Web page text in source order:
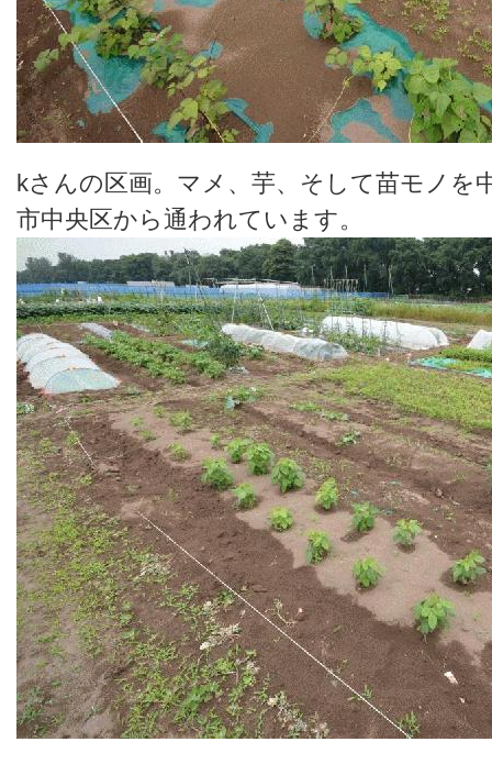
kさんの区画。マメ、芋、そして苗モノを
市中央区から通われています。